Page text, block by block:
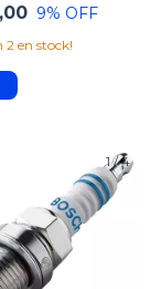
9% OFF
2 en stock!
1/4